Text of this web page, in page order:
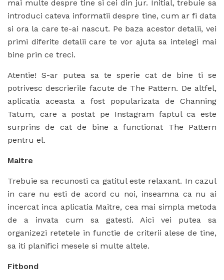
mai multe despre tine si cei din jur. Initial, trebuie sa
introduci cateva informatii despre tine, cum ar fi data
si ora la care te-ai nascut. Pe baza acestor detalii, vei
primi diferite detalii care te vor ajuta sa intelegi mai
bine prin ce treci.
Atentie! S-ar putea sa te sperie cat de bine ti se
potrivesc descrierile facute de The Pattern. De altfel,
aplicatia aceasta a fost popularizata de Channing
Tatum, care a postat pe Instagram faptul ca este
surprins de cat de bine a functionat The Pattern
pentru el.
Maitre
Trebuie sa recunosti ca gatitul este relaxant. In cazul
in care nu esti de acord cu noi, inseamna ca nu ai
incercat inca aplicatia Maitre, cea mai simpla metoda
de a invata cum sa gatesti. Aici vei putea sa
organizezi retetele in functie de criterii alese de tine,
sa iti planifici mesele si multe altele.
Fitbond